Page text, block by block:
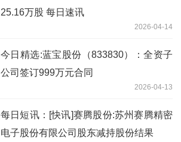
25.16万股 每日速讯
2026-04-14
今日精选:蓝宝股份（833830）：全资子
公司签订999万元合同
2026-04-13
每日短讯：[快讯]赛腾股份:苏州赛腾精密
电子股份有限公司股东减持股份结果